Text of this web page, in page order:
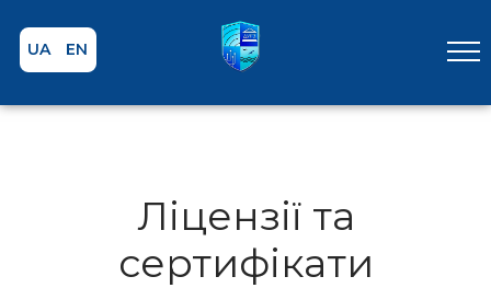
UA EN
Ліцензії та
сертифікати